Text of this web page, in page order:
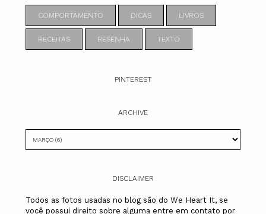
COMPORTAMENTO DICAS LIVROS
RECEITAS RESENHA TEXTO
PINTEREST
ARCHIVE
DISCLAIMER
Todos as fotos usadas no blog são do We Heart It, se
você possui direito sobre alguma entre em contato por